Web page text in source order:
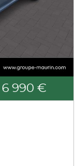
6 990 €